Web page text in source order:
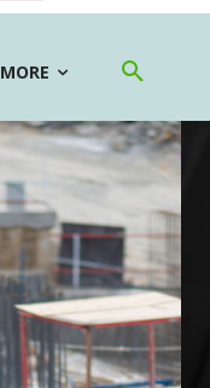
MORE